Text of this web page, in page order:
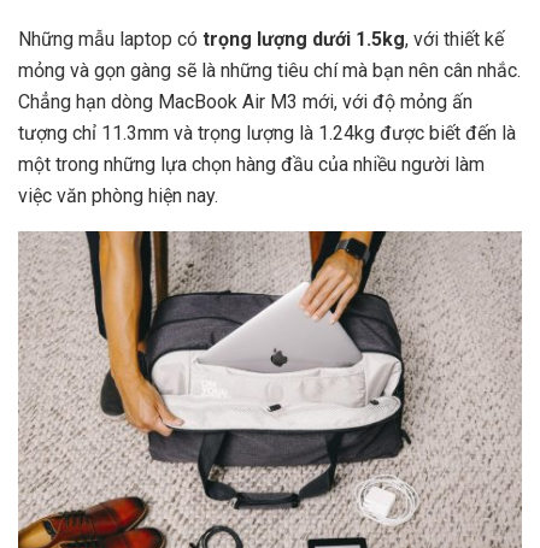
Những mẫu laptop có trọng lượng dưới 1.5kg, với thiết kế
mỏng và gọn gàng sẽ là những tiêu chí mà bạn nên cân nhắc.
Chẳng hạn dòng MacBook Air M3 mới, với độ mỏng ấn
tượng chỉ 11.3mm và trọng lượng là 1.24kg được biết đến là
một trong những lựa chọn hàng đầu của nhiều người làm
việc văn phòng hiện nay.